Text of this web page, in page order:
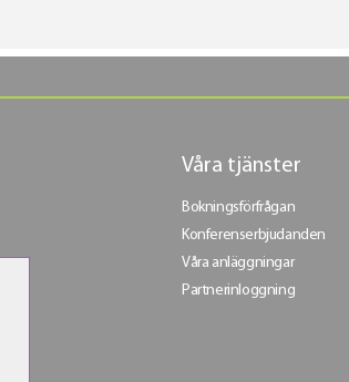
Våra tjänster
Bokningsförfrågan
Konferenserbjudanden
Våra anläggningar
Partnerinloggning